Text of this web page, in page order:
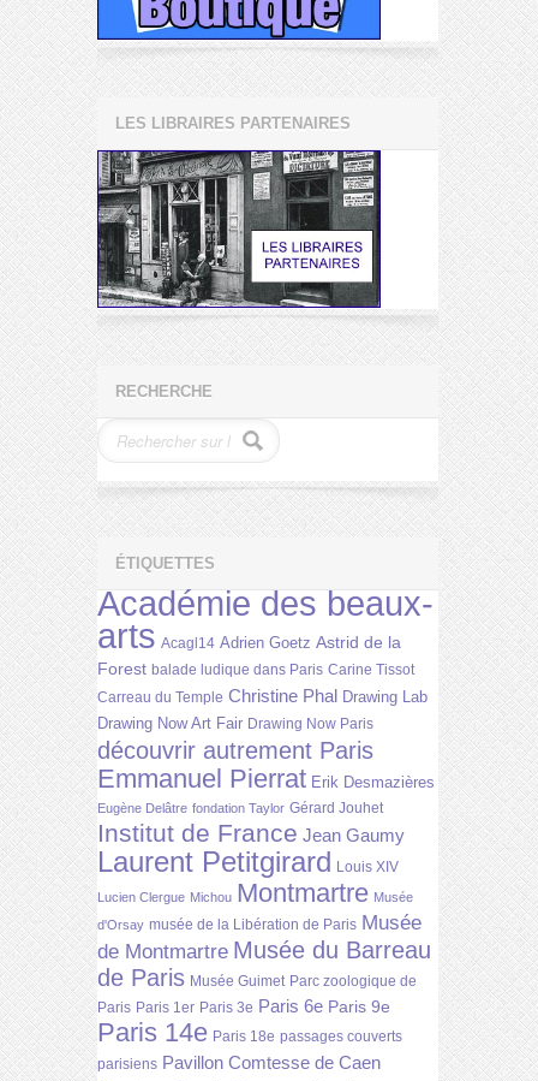
LES LIBRAIRES PARTENAIRES
RECHERCHE
ÉTIQUETTES
Académie des beaux-
arts Acagl14 Adrien Goetz Astrid de la
Forest balade ludique dans Paris Carine Tissot
Carreau du Temple Christine Phal Drawing Lab
Drawing Now Art Fair Drawing Now Paris
découvrir autrement Paris
Emmanuel Pierrat Erik Desmazières
Eugène Delâtre fondation Taylor Gérard Jouhet
Institut de France Jean Gaumy
Laurent Petitgirard Louis XIV
Lucien Clergue Michou Montmartre Musée
d'Orsay musée de la Libération de Paris Musée
de Montmartre Musée du Barreau
de Paris Musée Guimet Parc zoologique de
Paris Paris 1er Paris 3e Paris 6e Paris 9e
Paris 14e Paris 18e passages couverts
parisiens Pavillon Comtesse de Caen